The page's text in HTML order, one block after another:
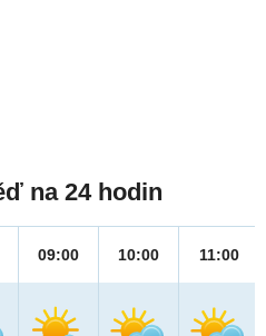
na 24 hodin
09:00 10:00 11:00